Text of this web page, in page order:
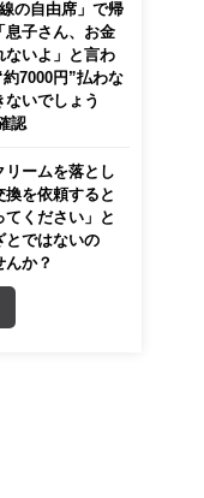
の自由席」で帰
息子さん、お金
ないよ」と言わ
7000円”払わな
ないでしょう
認
リームを落とし
換を依頼すると
てください」と
とではないの
んか？